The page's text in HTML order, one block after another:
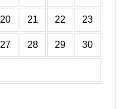
20 21 22 23
27 28 29 30